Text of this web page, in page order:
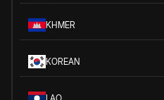
KHMER
KOREAN